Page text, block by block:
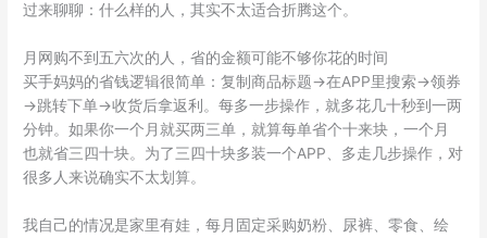
过来聊聊：什么样的人，其实不太适合折腾这个。
月网购不到五六次的人，省的金额可能不够你花的时间
买手妈妈的省钱逻辑很简单：复制商品标题→在APP里搜索→领券
→跳转下单→收货后拿返利。每多一步操作，就多花几十秒到一两
分钟。如果你一个月就买两三单，就算每单省个十来块，一个月
也就省三四十块。为了三四十块多装一个APP、多走几步操作，对
很多人来说确实不太划算。
我自己的情况是家里有娃，每月固定采购奶粉、尿裤、零食、绘